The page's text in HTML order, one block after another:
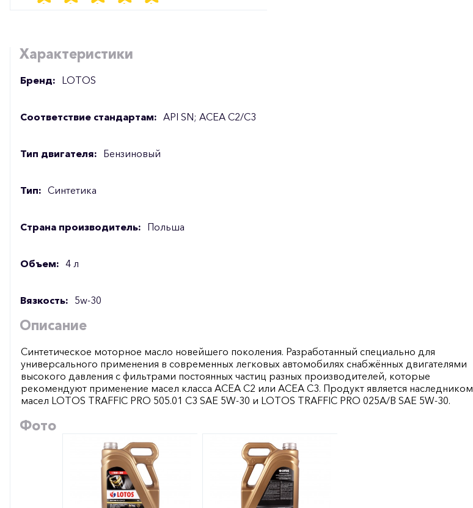
Характеристики
Бренд: LOTOS
Соответствие стандартам: API SN; ACEA C2/C3
Тип двигателя: Бензиновый
Тип: Синтетика
Страна производитель: Польша
Объем: 4 л
Вязкость: 5w-30
Описание
Синтетическое моторное масло новейшего поколения. Разработанный специально для
универсального применения в современных легковых автомобилях снабжённых двигателями
высокого давления с фильтрами постоянных частиц разных производителей, которые
рекомендуют применение масел класса ACEA C2 или ACEA C3. Продукт является наследником
масел LOTOS TRAFFIC PRO 505.01 C3 SAE 5W-30 и LOTOS TRAFFIC PRO 025A/B SAE 5W-30.
Фото